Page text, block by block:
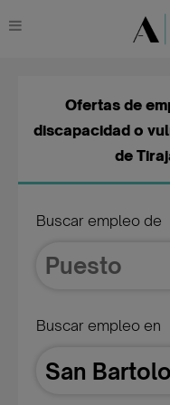
Buscar empleo de
Buscar empleo en
Ofertas de
discapacidad o
de